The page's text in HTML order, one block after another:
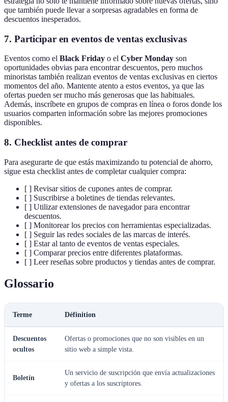
que también puede llevar a sorpresas agradables en forma de
descuentos inesperados.
7. Participar en eventos de ventas exclusivas
Eventos como el Black Friday o el Cyber Monday son
oportunidades obvias para encontrar descuentos, pero muchos
minoristas también realizan eventos de ventas exclusivas en ciertos
momentos del año. Mantente atento a estos eventos, ya que las
ofertas pueden ser mucho más generosas que las habituales.
Además, inscríbete en grupos de compras en línea o foros donde los
usuarios comparten información sobre las mejores promociones
disponibles.
8. Checklist antes de comprar
Para asegurarte de que estás maximizando tu potencial de ahorro,
sigue esta checklist antes de completar cualquier compra:
[ ] Revisar sitios de cupones antes de comprar.
[ ] Suscribirse a boletines de tiendas relevantes.
[ ] Utilizar extensiones de navegador para encontrar
descuentos.
[ ] Monitorear los precios con herramientas especializadas.
[ ] Seguir las redes sociales de las marcas de interés.
[ ] Estar al tanto de eventos de ventas especiales.
[ ] Comparar precios entre diferentes plataformas.
[ ] Leer reseñas sobre productos y tiendas antes de comprar.
Glossario
Terme Définition
Descuentos
ocultos
Ofertas o promociones que no son visibles en un
sitio web a simple vista.
Boletín
Un servicio de suscripción que envía actualizaciones
y ofertas a los suscriptores.